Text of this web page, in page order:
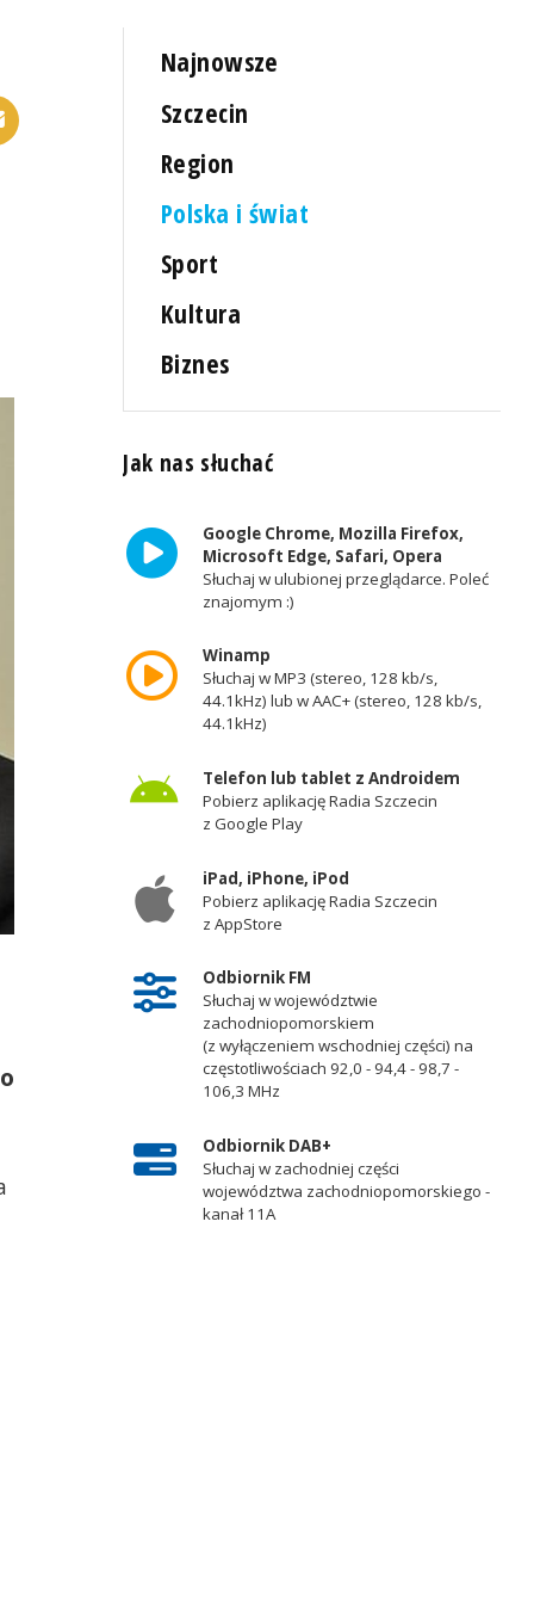
Najnowsze
Szczecin
Region
Polska i świat
Sport
Kultura
Biznes
Jak nas słuchać
Google Chrome, Mozilla Firefox,
Microsoft Edge, Safari, Opera
Słuchaj w ulubionej przeglądarce. Poleć
znajomym :)
Winamp
Słuchaj w MP3 (stereo, 128 kb/s,
44.1kHz) lub w AAC+ (stereo, 128 kb/s,
44.1kHz)
Telefon lub tablet z Androidem
Pobierz aplikację Radia Szczecin
z Google Play
iPad, iPhone, iPod
Pobierz aplikację Radia Szczecin
z AppStore
Odbiornik FM
Słuchaj w województwie
zachodniopomorskiem
(z wyłączeniem wschodniej części) na
częstotliwościach 92,0 - 94,4 - 98,7 -
106,3 MHz
Odbiornik DAB+
Słuchaj w zachodniej części
województwa zachodniopomorskiego -
kanał 11A